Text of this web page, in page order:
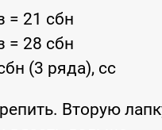
= 21 сбн
= 28 сбн
(3 ряда), сс
Вторую